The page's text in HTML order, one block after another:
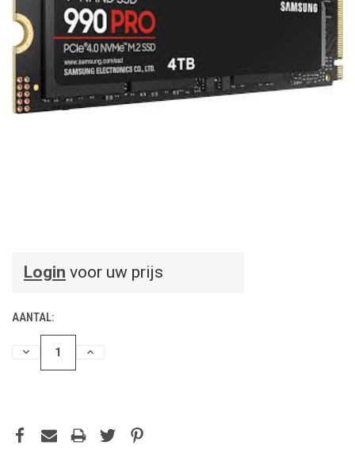
Login voor uw prijs
AANTAL:
HOEVEELHEIDHOEVEELHEID